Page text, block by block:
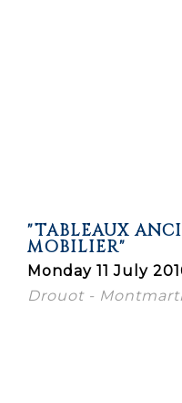
"TABLEAUX
MOBILIER"
Monday 11 July
Drouot -